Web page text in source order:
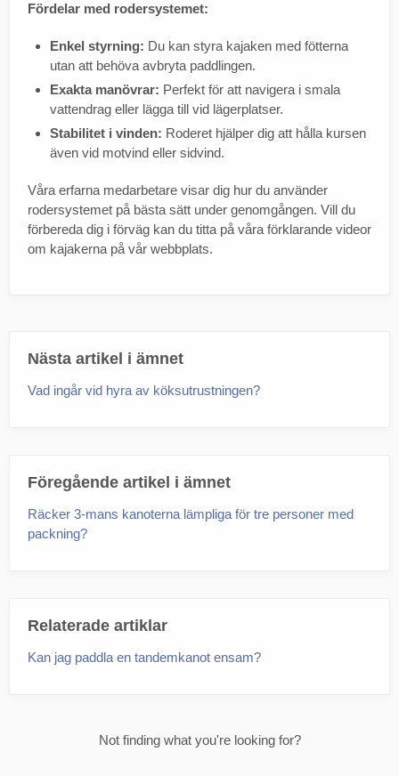
Fördelar med rodersystemet:
Enkel styrning: Du kan styra kajaken med fötterna
utan att behöva avbryta paddlingen.
Exakta manövrar: Perfekt för att navigera i smala
vattendrag eller lägga till vid lägerplatser.
Stabilitet i vinden: Roderet hjälper dig att hålla kursen
även vid motvind eller sidvind.
Våra erfarna medarbetare visar dig hur du använder
rodersystemet på bästa sätt under genomgången. Vill du
förbereda dig i förväg kan du titta på våra förklarande videor
om kajakerna på vår webbplats.
Nästa artikel i ämnet
Vad ingår vid hyra av köksutrustningen?
Föregående artikel i ämnet
Räcker 3-mans kanoterna lämpliga för tre personer med
packning?
Relaterade artiklar
Kan jag paddla en tandemkanot ensam?
Not finding what you're looking for?